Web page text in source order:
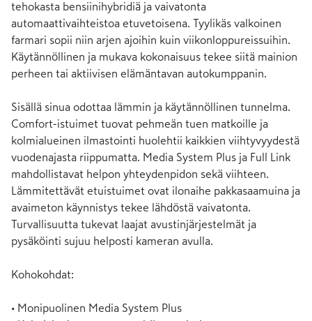
tehokasta bensiinihybridiä ja vaivatonta
automaattivaihteistoa etuvetoisena. Tyylikäs valkoinen
farmari sopii niin arjen ajoihin kuin viikonloppureissuihin.
Käytännöllinen ja mukava kokonaisuus tekee siitä mainion
perheen tai aktiivisen elämäntavan autokumppanin.
Sisällä sinua odottaa lämmin ja käytännöllinen tunnelma.
Comfort-istuimet tuovat pehmeän tuen matkoille ja
kolmialueinen ilmastointi huolehtii kaikkien viihtyvyydestä
vuodenajasta riippumatta. Media System Plus ja Full Link
mahdollistavat helpon yhteydenpidon sekä viihteen.
Lämmitettävät etuistuimet ovat ilonaihe pakkasaamuina ja
avaimeton käynnistys tekee lähdöstä vaivatonta.
Turvallisuutta tukevat laajat avustinjärjestelmät ja
pysäköinti sujuu helposti kameran avulla.
Kohokohdat:
• Monipuolinen Media System Plus